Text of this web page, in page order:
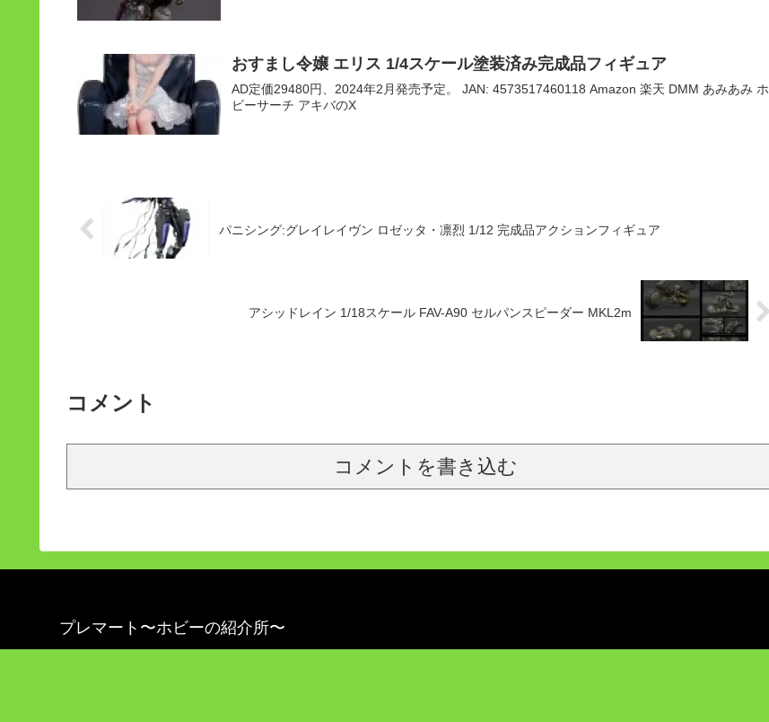
おすまし令嬢 エリス 1/4スケール塗装済み完成品フィギュア
AD定価29480円、2024年2月発売予定。 JAN: 4573517460118 Amazon 楽天 DMM あみあみ ホ
ビーサーチ アキバのX
パニシング:グレイレイヴン ロゼッタ・凛烈 1/12 完成品アクションフィギュア
アシッドレイン 1/18スケール FAV-A90 セルパンスピーダー MKL2m
コメント
コメントを書き込む
プレマート〜ホビーの紹介所〜